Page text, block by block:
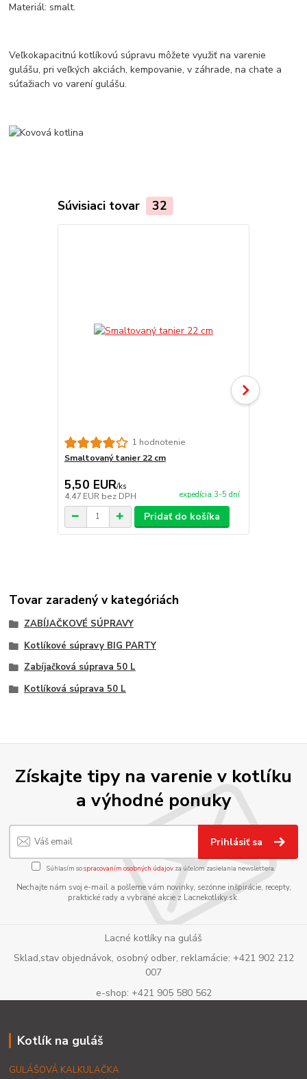
Materiál: smalt.
Veľkokapacitnú kotlíkovú súpravu môžete využiť na varenie
gulášu, pri veľkých akciách, kempovanie, v záhrade, na chate a
súťažiach vo varení gulášu.
Súvisiaci tovar 32
1 hodnotenie
Smaltovaný tanier 22 cm
5,50 EUR/ks
4,47 EUR bez DPH expedícia 3-5 dní
Pridať do košíka
Tovar zaradený v kategóriách
ZABÍJAČKOVÉ SÚPRAVY
Kotlíkové súpravy BIG PARTY
Zabíjačková súprava 50 L
Kotlíková súprava 50 L
Získajte tipy na varenie v kotlíku
a výhodné ponuky
Prihlásiť sa
Súhlasím sospracovaním osobných údajov za účelom zasielania newslettera.
Nechajte nám svoj e-mail a pošleme vám novinky, sezónne inšpirácie, recepty,
praktické rady a vybrané akcie z Lacnekotliky.sk.
Lacné kotlíky na guláš
Sklad,stav objednávok, osobný odber, reklamácie: +421 902 212
007
e-shop: +421 905 580 562
Kotlík na guláš
GULÁŠOVÁ KALKULAČKA